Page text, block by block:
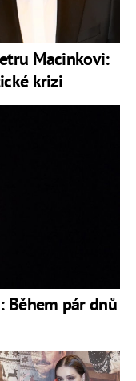
Macinkovi:
krizi
Během pár dnů